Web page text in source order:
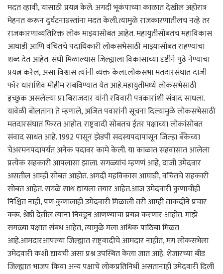
मदत व्हावी, यासाठी प्रयत्न केले. अगदी भूकंपाच्या काळात देखील अहोरात्र
मेहनत करून दुर्घटनाग्रस्तांना मदत केली.त्यामुळे राजकारणातीलच नव्हे तर
राजकारणाव्यतिरिक्त लोक माझ्यासोबत आहेत. महायुतीसोबतच महाविकास
आघाडी आणि वंचितचे पदाधिकारी लोकसभेसाठी माझ्यासोबत राहण्याचा
शब्द देत आहेत. संधी मिळाल्यास जिल्ह्याला विकासाच्या दृष्टीने पुढे नेण्याचा
प्रयत्न करेल, असा विश्वास त्यांनी व्यक्त केला.लोकसभा मतदारसंघात दाजी
फॉर धाराशिव मोहीम राबविण्यात येत आहे.महायुतीमध्ये लोकसभेसाठी
इच्छुक असलेल्या प्रा.बिराजदार यांनी रविवारी पत्रकारांशी संवाद साधला.
यावेळी बोलताना ते म्हणाले, अजित पवारांनी सूचना दिल्यामुळे लोकसभेसाठी
मतदारसंघात फिरत आहोत. राष्ट्रवादी सोबतच ईतर पक्षाच्या लोकांसोबत
संवाद साधत आहे. 1992 पासून झेडपी सदस्यपदापासून जिल्हा बँकेच्या
चेअरमनपदापर्यंत अनेक पदावर कामे केली. या काळात सहवासात आलेला
प्रत्येक सहकारी आपलासा झाला. सगळ्यांचं म्हणणं आहे, दाजी उमेदवार
असतील आम्ही सोबत आहोत. अगदी महविकास आघाडी, वंचितचे सहकारी
सोबत आहेत. सगळे साथ द्यायला तयार आहेत.आज उमेदवारी कुणाचीही
निश्चित नाही, पण कुणालाही उमेदवारी मिळाली तरी आम्ही ताकदीने प्रचार
करू. श्रेष्ठी देतील त्यांना निवडून आणण्याचा प्रयत्न करणार आहोत. माझे
सगळ्या पक्षात संबंध आहेत, त्यामुळे मला अधिक पाठिंबा मिळत
आहे.आमदारआपल्या जिल्ह्यात राष्ट्रवादीचे आमदार नाहीत, मग लोकसभेला
उमेदवारी कशी द्यायची असा प्रश्न उपस्थित केला जात आहे. शेजारच्या बीड
जिल्ह्यात भाजप किंवा अन्य पक्षाचे लोकप्रतिनिधी असतानाही उमेदवारी दिली